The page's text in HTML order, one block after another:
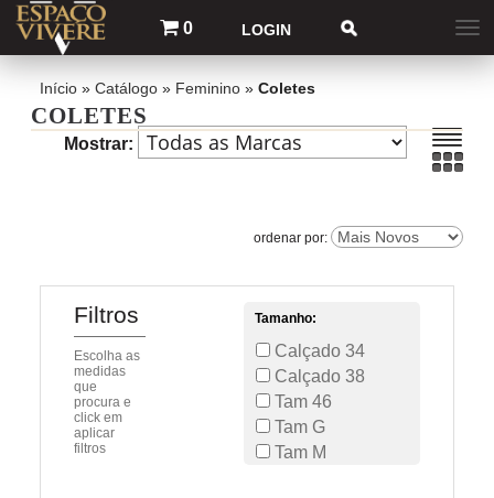
0 LOGIN
Início » Catálogo » Feminino » Coletes
COLETES
Mostrar:
Filtros
Escolha as
medidas
que
procura e
click em
aplicar
filtros
Tamanho:
Calçado 34
Calçado 38
Tam 46
Tam G
Tam M